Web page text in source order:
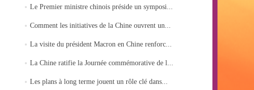
Le Premier ministre chinois préside un symposi...
Comment les initiatives de la Chine ouvrent un...
La visite du président Macron en Chine renforc...
La Chine ratifie la Journée commémorative de l...
Les plans à long terme jouent un rôle clé dans...